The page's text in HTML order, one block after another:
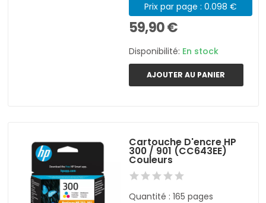
Prix par page : 0.098 €
59,90 €
Disponibilité: En stock
AJOUTER AU PANIER
Cartouche D'encre HP
300 / 901 (CC643EE)
Couleurs
Quantité : 165 pages